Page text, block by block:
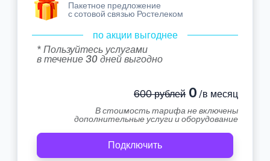
Пакетное предложение
с сотовой связью Ростелеком
по акции выгоднее
* Пользуйтесь услугами
в течение 30 дней выгодно
600 рублей0 /в месяц
В стоимость тарифа не включены
дополнительные услуги и оборудование
Подключить